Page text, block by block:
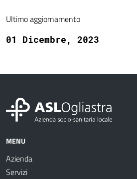
Ultimo aggiornamento
01 Dicembre, 2023
MENU
Azienda
Servizi